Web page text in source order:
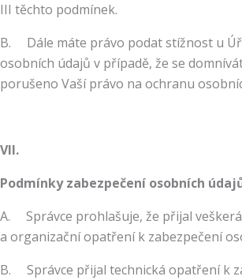
III těchto podmínek.
B. Dále máte právo podat stížnost u
osobních údajů v případě, že se
porušeno Vaší právo na ochranu
VII.
Podmínky zabezpečení osobních
A. Správce prohlašuje, že přijal
a organizační opatření k zabezpečení
B. Správce přijal technická opatření k